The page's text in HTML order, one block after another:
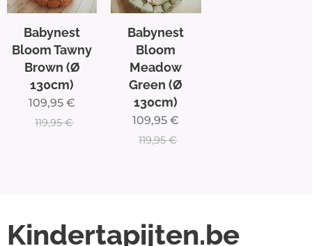
Babynest
Bloom Tawny
Brown (Ø
130cm)
109,95 €
119,95€
Babynest
Bloom
Meadow
Green (Ø
130cm)
109,95 €
119,95€
Kindertapijten.be